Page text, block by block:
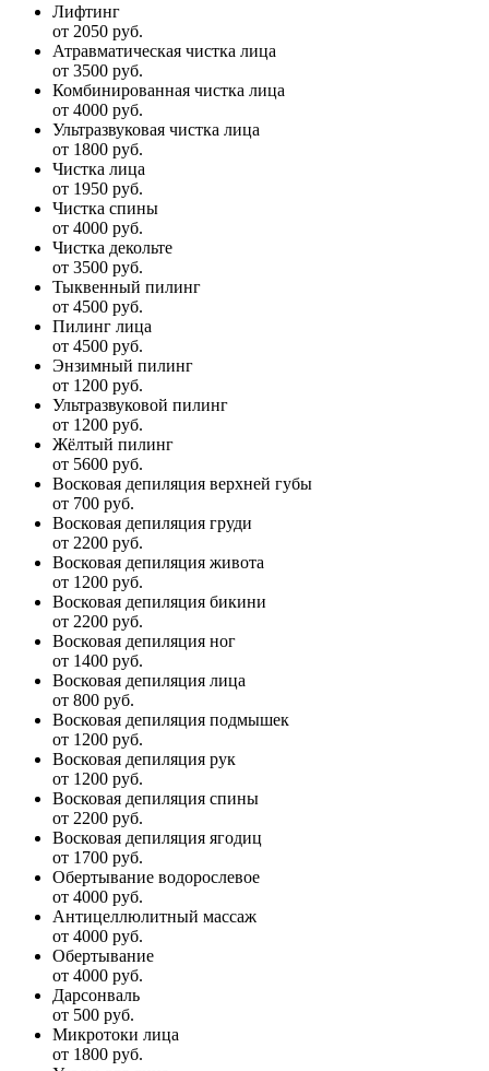
Лифтинг
от 2050 руб.
Атравматическая чистка лица
от 3500 руб.
Комбинированная чистка лица
от 4000 руб.
Ультразвуковая чистка лица
от 1800 руб.
Чистка лица
от 1950 руб.
Чистка спины
от 4000 руб.
Чистка декольте
от 3500 руб.
Тыквенный пилинг
от 4500 руб.
Пилинг лица
от 4500 руб.
Энзимный пилинг
от 1200 руб.
Ультразвуковой пилинг
от 1200 руб.
Жёлтый пилинг
от 5600 руб.
Восковая депиляция верхней губы
от 700 руб.
Восковая депиляция груди
от 2200 руб.
Восковая депиляция живота
от 1200 руб.
Восковая депиляция бикини
от 2200 руб.
Восковая депиляция ног
от 1400 руб.
Восковая депиляция лица
от 800 руб.
Восковая депиляция подмышек
от 1200 руб.
Восковая депиляция рук
от 1200 руб.
Восковая депиляция спины
от 2200 руб.
Восковая депиляция ягодиц
от 1700 руб.
Обертывание водорослевое
от 4000 руб.
Антицеллюлитный массаж
от 4000 руб.
Обертывание
от 4000 руб.
Дарсонваль
от 500 руб.
Микротоки лица
от 1800 руб.